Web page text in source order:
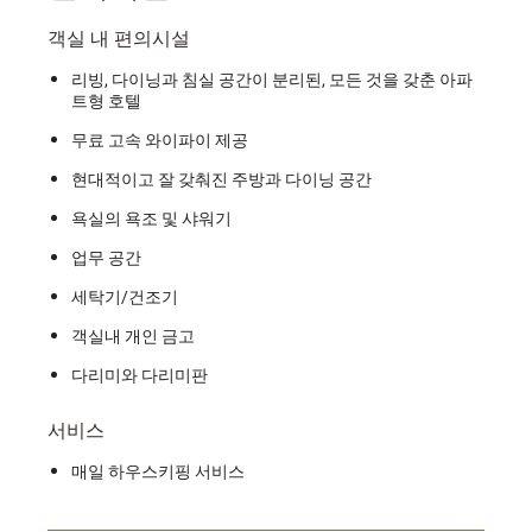
객실 내 편의시설
리빙, 다이닝과 침실 공간이 분리된, 모든 것을 갖춘 아파
트형 호텔
무료 고속 와이파이 제공
현대적이고 잘 갖춰진 주방과 다이닝 공간
욕실의 욕조 및 샤워기
업무 공간
세탁기/건조기
객실내 개인 금고
다리미와 다리미판
서비스
매일 하우스키핑 서비스